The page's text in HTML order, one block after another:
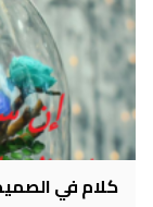
كلام في